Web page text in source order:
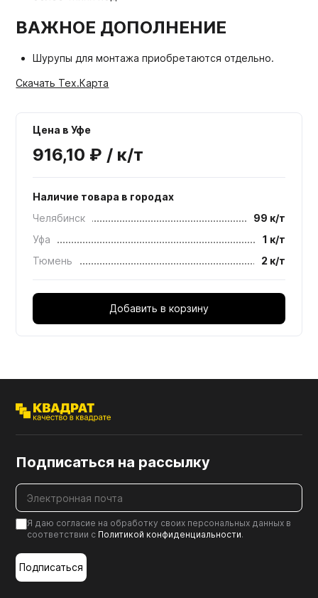
ВАЖНОЕ ДОПОЛНЕНИЕ
Шурупы для монтажа приобретаются отдельно.
Скачать Тех.Карта
Цена в Уфе
916,10 ₽ / к/т
Наличие товара в городах
Челябинск
99 к/т
Уфа
1 к/т
Тюмень
2 к/т
Добавить в корзину
Подписаться на рассылку
Я даю согласие на обработку своих персональных данных в
соответствии с Политикой конфиденциальности.
Подписаться